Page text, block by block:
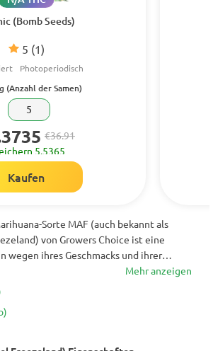
(Bomb Seeds)
5 (1)
Photoperiodisch
(Anzahl der Samen)
5
€36.91
5.5365
Kaufen
Sorte MAF (auch bekannt als
von Growers Choice ist eine
wegen ihres Geschmacks und ihrer
Diese Cannabissamen ergeben mit
die nach Pfeffer und Kräuter
und Rauch erzeugen, der sehr glatt in
Mighty Amstel Freezeland führt zu
das Summen des Körpers und die Muske
Mehr anzeigen